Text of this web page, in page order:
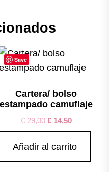
Save
Cartera/ bolso
estampado camuflaje
€29,00 €14,50
Añadir al carrito